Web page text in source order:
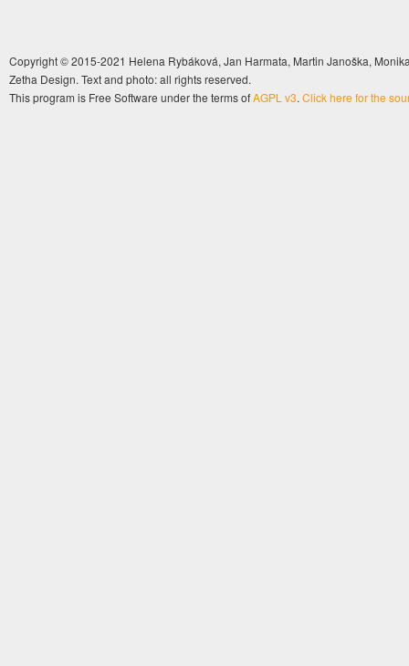
Copyright © 2015-2021 Helena Rybáková, Jan Harmata, Martin Janoška,
Zetha Design. Text and photo: all rights reserved.
This program is Free Software under the terms ofAGPL v3. Click here for the